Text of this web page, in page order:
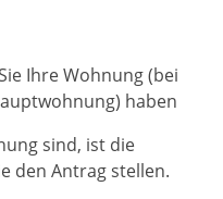
Ihre Wohnung (bei
haben
sind, ist die
den Antrag stellen.